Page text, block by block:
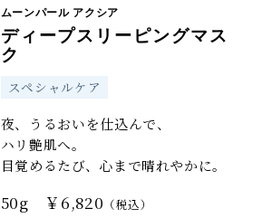
ムーンパール アクシア
ディープスリーピングマス
ク
スペシャルケア
夜、うるおいを仕込んで、
ハリ艶肌へ。
目覚めるたび、心まで晴れやかに。
50g ￥6,820 （税込）